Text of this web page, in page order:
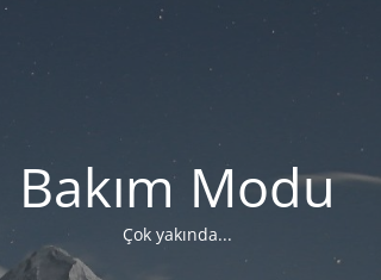
Bakım Modu
Çok yakında...